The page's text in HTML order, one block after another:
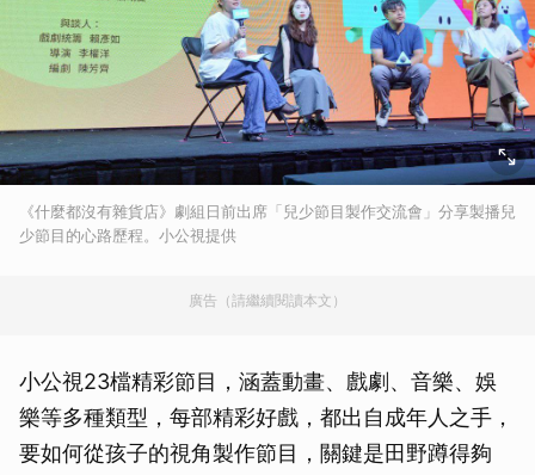
《什麼都沒有雜貨店》劇組日前出席「兒少節目製作交流會」分享製播兒
少節目的心路歷程。小公視提供
廣告（請繼續閱讀本文）
小公視23檔精彩節目，涵蓋動畫、戲劇、音樂、娛
樂等多種類型，每部精彩好戲，都出自成年人之手，
要如何從孩子的視角製作節目，關鍵是田野蹲得夠